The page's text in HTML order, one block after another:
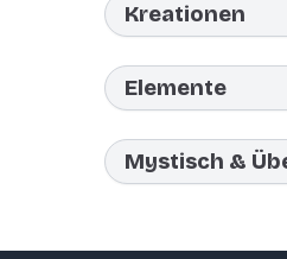
Kreationen
Elemente
Mystisch &